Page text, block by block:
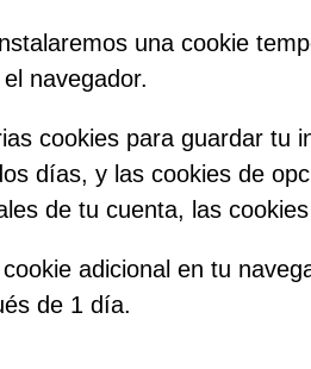
una cookie
navegador.
cookies para guardar
días, y las cookies de
de tu cuenta, las
adicional en tu
de 1 día.